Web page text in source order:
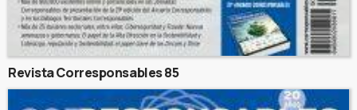
Revista Corresponsables 85